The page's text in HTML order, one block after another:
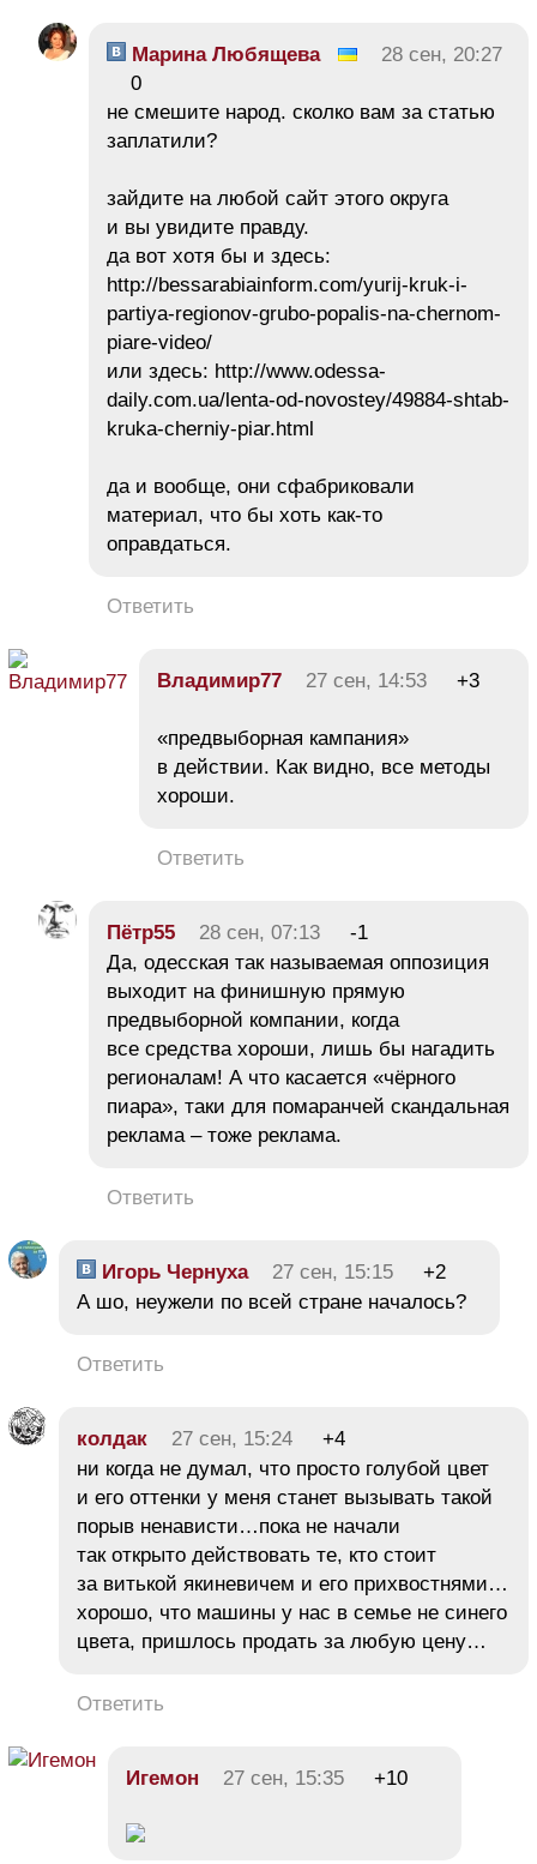
Марина Любящева
28 сен, 20:27
0
не смешите народ. сколко вам за статью
заплатили?
зайдите на любой сайт этого округа
и вы увидите правду.
да вот хотя бы и здесь:
http://bessarabiainform.com/yurij-kruk-i-
partiya-regionov-grubo-popalis-na-chernom-
piare-video/
или здесь: http://www.odessa-
daily.com.ua/lenta-od-novostey/49884-shtab-
kruka-cherniy-piar.html
да и вообще, они сфабриковали
материал, что бы хоть как-то
оправдаться.
Ответить
Владимир77 27 сен, 14:53 +3
«предвыборная кампания»
в действии. Как видно, все методы
хороши.
Ответить
Пётр55 28 сен, 07:13
-1
Да, одесская так называемая оппозиция
выходит на финишную прямую
предвыборной компании, когда
все средства хороши, лишь бы нагадить
регионалам! А что касается «чёрного
пиара», таки для помаранчей скандальная
реклама – тоже реклама.
Ответить
Игорь Чернуха 27 сен, 15:15
+2
А шо, неужели по всей стране началось?
Ответить
колдак 27 сен, 15:24
+4
ни когда не думал, что просто голубой цвет
и его оттенки у меня станет вызывать такой
порыв ненависти…пока не начали
так открыто действовать те, кто стоит
за витькой якиневичем и его прихвостнями…
хорошо, что машины у нас в семье не синего
цвета, пришлось продать за любую цену…
Ответить
Игемон 27 сен, 15:35 +10